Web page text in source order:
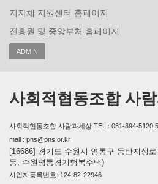
지자체 지원센터 홈페이지
진흥원 및 중앙부처 홈페이지
ADMIN
사회적협동조합 사
사회적협동조합 사람과세상 TEL : 031-894-
mail : pns@pns.or.kr
[16686] 경기도 수원시 영통구 동탄지성
동, 수원영통경기행복주택)
사업자등록번호: 124-82-22946